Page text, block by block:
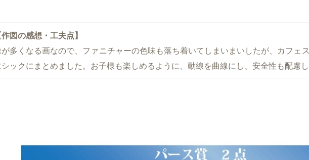
作図の感想・工夫点】
が多くなる画なので、ファニチャーの色味も落ち着いてしまいまいしたが、カフェ
シックにまとめました。お子様も楽しめるように、動線を曲線にし、安全性も配慮し